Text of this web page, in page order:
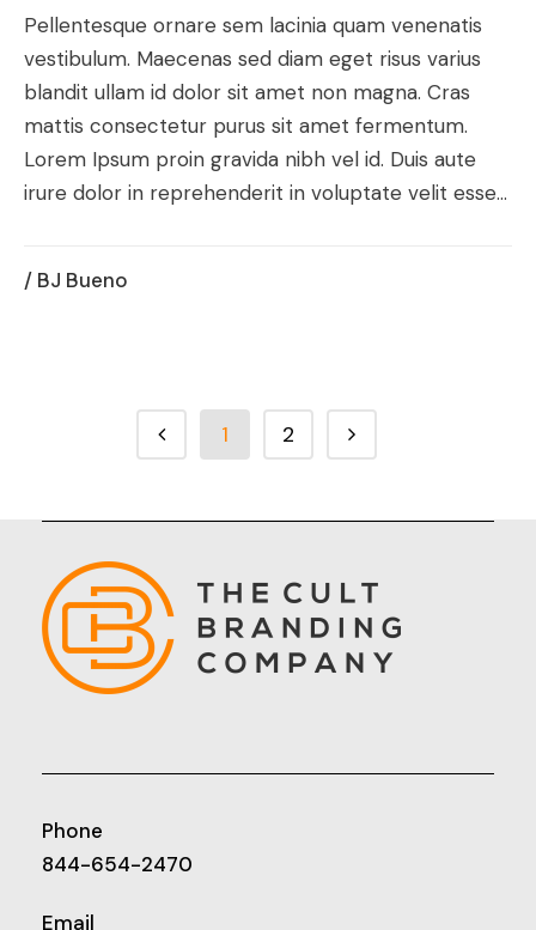
Pellentesque ornare sem lacinia quam venenatis
vestibulum. Maecenas sed diam eget risus varius
blandit ullam id dolor sit amet non magna. Cras
mattis consectetur purus sit amet fermentum.
Lorem Ipsum proin gravida nibh vel id. Duis aute
irure dolor in reprehenderit in voluptate velit esse...
/ BJ Bueno
1 2
Phone
844-654-2470
Email